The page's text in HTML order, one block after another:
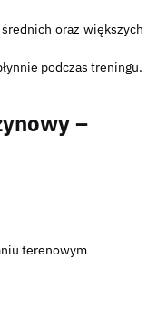
oraz większych
podczas treningu.
–
terenowym